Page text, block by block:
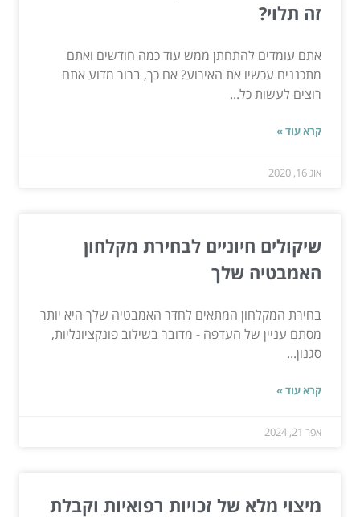
זה תלוי?
אתם עומדים להתחתן ממש עוד כמה חודשים ואתם
מתכננים עכשיו את האירוע? אם כך, ברור מדוע אתם
רוצים לעשות כל...
קרא עוד »
אוג 16, 2020
שיקולים חיוניים לבחירת מקלחון
האמבטיה שלך
בחירת המקלחון המתאים לחדר האמבטיה שלך היא יותר
מסתם עניין של העדפה - מדובר בשילוב פונקציונליות,
סגנון...
קרא עוד »
אפר 21, 2024
מיצוי מלא של זכויות רפואיות וקבלת